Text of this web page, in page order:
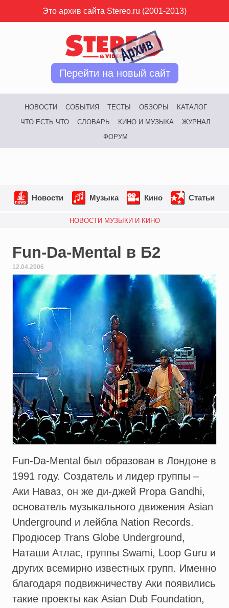
Это архив сайта Stereo.ru (2001-2013)
Перейти на новый сайт
НОВОСТИ СОБЫТИЯ ТЕСТЫ ОБЗОРЫ
КАТАЛОГ
ЧТО ЕСТЬ ЧТО
СЛОВАРЬ КИНО И МУЗЫКА
ЖУРНАЛ
ФОРУМ
Новости Музыка Кино Статьи
НОВОСТИ МУЗЫКИ И КИНО
Fun-Da-Mental в Б2
12.04.2006
Fun-Da-Mental был образован в Лондоне в
1991 году. Создатель и лидер группы –
Аки Наваз, он же ди-джей Propa Gandhi,
основатель музыкального движения Asian
Underground и лейбла Nation Records.
Продюсер Trans Globe Underground,
Наташи Атлас, группы Swami, Loop Guru и
других всемирно известных групп. Именно
благодаря подвижничеству Аки появились
такие проекты как Asian Dub Foundation,